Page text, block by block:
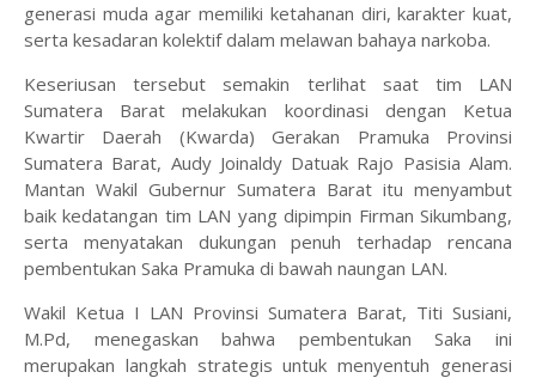
generasi muda agar memiliki ketahanan diri, karakter kuat,
serta kesadaran kolektif dalam melawan bahaya narkoba.
Keseriusan tersebut semakin terlihat saat tim LAN
Sumatera Barat melakukan koordinasi dengan Ketua
Kwartir Daerah (Kwarda) Gerakan Pramuka Provinsi
Sumatera Barat, Audy Joinaldy Datuak Rajo Pasisia Alam.
Mantan Wakil Gubernur Sumatera Barat itu menyambut
baik kedatangan tim LAN yang dipimpin Firman Sikumbang,
serta menyatakan dukungan penuh terhadap rencana
pembentukan Saka Pramuka di bawah naungan LAN.
Wakil Ketua I LAN Provinsi Sumatera Barat, Titi Susiani,
M.Pd, menegaskan bahwa pembentukan Saka ini
merupakan langkah strategis untuk menyentuh generasi